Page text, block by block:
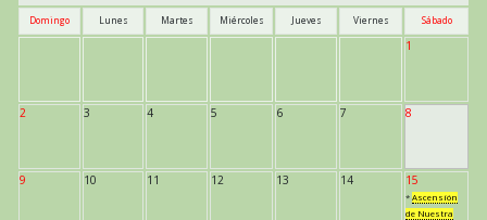
Domingo Lunes Martes Miércoles Jueves Viernes Sábado
1
2 3 4 5 6 7 8
9 10 11 12 13 14 15
* Ascensión
de Nuestra